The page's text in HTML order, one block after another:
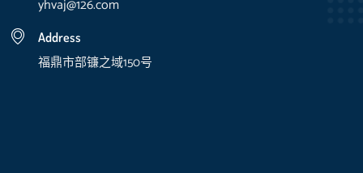
yhvaj@126.com
Address
福鼎市部镰之域150号